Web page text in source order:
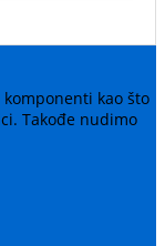
kao što
Takođe nudimo